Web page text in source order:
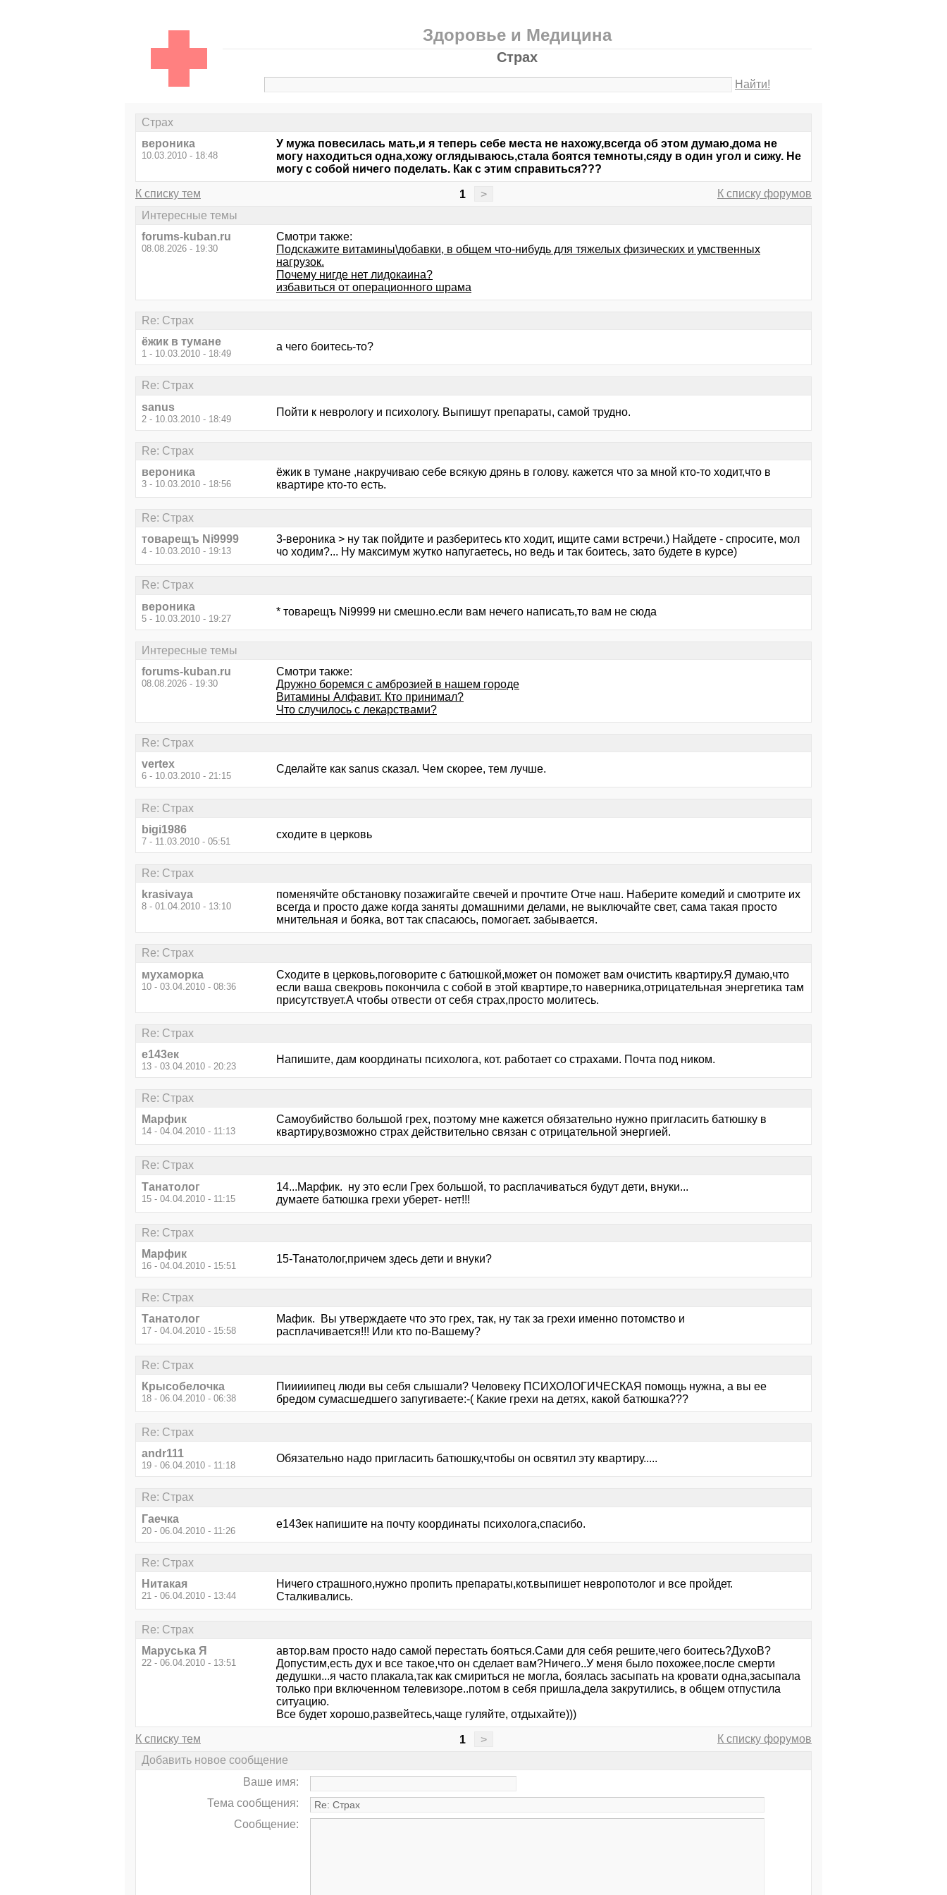
Здоровье и Медицина
Страх
Найти!
Страх
вероника
10.03.2010 - 18:48
У мужа повесилась мать,и я теперь себе места не нахожу,всегда об этом думаю,дома не
могу находиться одна,хожу оглядываюсь,стала боятся темноты,сяду в один угол и сижу. Не
могу с собой ничего поделать. Как с этим справиться???
К списку тем 1 >
К списку форумов
Интересные темы
forums-kuban.ru
08.08.2026 - 19:30
Смотри также:
Подскажите витамины\добавки, в общем что-нибудь для тяжелых физических и умственных
нагрузок.
Почему нигде нет лидокаина?
избавиться от операционного шрама
Re: Страх
ёжик в тумане
1 - 10.03.2010 - 18:49
а чего боитесь-то?
Re: Страх
sanus
2 - 10.03.2010 - 18:49
Пойти к неврологу и психологу. Выпишут препараты, самой трудно.
Re: Страх
вероника
3 - 10.03.2010 - 18:56
ёжик в тумане ,накручиваю себе всякую дрянь в голову. кажется что за мной кто-то ходит,что в
квартире кто-то есть.
Re: Страх
товарещъ Ni9999
4 - 10.03.2010 - 19:13
3-вероника > ну так пойдите и разберитесь кто ходит, ищите сами встречи.) Найдете - спросите, мол
чо ходим?... Ну максимум жутко напугаетесь, но ведь и так боитесь, зато будете в курсе)
Re: Страх
вероника
5 - 10.03.2010 - 19:27
* товарещъ Ni9999 ни смешно.если вам нечего написать,то вам не сюда
Интересные темы
forums-kuban.ru
08.08.2026 - 19:30
Смотри также:
Дружно боремся с амброзией в нашем городе
Витамины Алфавит. Кто принимал?
Что случилось с лекарствами?
Re: Страх
vertex
6 - 10.03.2010 - 21:15
Сделайте как sanus сказал. Чем скорее, тем лучше.
Re: Страх
bigi1986
7 - 11.03.2010 - 05:51
сходите в церковь
Re: Страх
krasivaya
8 - 01.04.2010 - 13:10
поменячйте обстановку позажигайте свечей и прочтите Отче наш. Наберите комедий и смотрите их
всегда и просто даже когда заняты домашними делами, не выключайте свет, сама такая просто
мнительная и бояка, вот так спасаюсь, помогает. забывается.
Re: Страх
мухаморка
10 - 03.04.2010 - 08:36
Сходите в церковь,поговорите с батюшкой,может он поможет вам очистить квартиру.Я думаю,что
если ваша свекровь покончила с собой в этой квартире,то наверника,отрицательная энергетика там
присутствует.А чтобы отвести от себя страх,просто молитесь.
Re: Страх
е143ек
13 - 03.04.2010 - 20:23
Напишите, дам координаты психолога, кот. работает со страхами. Почта под ником.
Re: Страх
Марфик
14 - 04.04.2010 - 11:13
Самоубийство большой грех, поэтому мне кажется обязательно нужно пригласить батюшку в
квартиру,возможно страх действительно связан с отрицательной энергией.
Re: Страх
Танатолог
15 - 04.04.2010 - 11:15
14...Марфик. ну это если Грех большой, то расплачиваться будут дети, внуки...
думаете батюшка грехи уберет- нет!!!
Re: Страх
Марфик
16 - 04.04.2010 - 15:51
15-Танатолог,причем здесь дети и внуки?
Re: Страх
Танатолог
17 - 04.04.2010 - 15:58
Мафик. Вы утверждаете что это грех, так, ну так за грехи именно потомство и
расплачивается!!! Или кто по-Вашему?
Re: Страх
Крысобелочка
18 - 06.04.2010 - 06:38
Пииииипец люди вы себя слышали? Человеку ПСИХОЛОГИЧЕСКАЯ помощь нужна, а вы ее
бредом сумасшедшего запугиваете:-( Какие грехи на детях, какой батюшка???
Re: Страх
andr111
19 - 06.04.2010 - 11:18
Обязательно надо пригласить батюшку,чтобы он освятил эту квартиру.....
Re: Страх
Гаечка
20 - 06.04.2010 - 11:26
е143ек напишите на почту координаты психолога,спасибо.
Re: Страх
Нитакая
21 - 06.04.2010 - 13:44
Ничего страшного,нужно пропить препараты,кот.выпишет невропотолог и все пройдет.
Сталкивались.
Re: Страх
Маруська Я
22 - 06.04.2010 - 13:51
автор.вам просто надо самой перестать бояться.Сами для себя решите,чего боитесь?ДухоВ?
Допустим,есть дух и все такое,что он сделает вам?Ничего..У меня было похожее,после смерти
дедушки...я часто плакала,так как смириться не могла, боялась засыпать на кровати одна,засыпала
только при включенном телевизоре..потом в себя пришла,дела закрутились, в общем отпустила
ситуацию.
Все будет хорошо,развейтесь,чаще гуляйте, отдыхайте)))
К списку тем 1 >
К списку форумов
Добавить новое сообщение
Ваше имя:
Тема сообщения:
Сообщение: